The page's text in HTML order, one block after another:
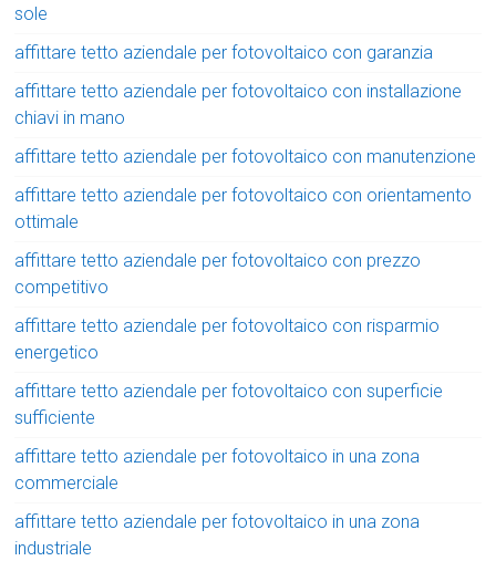
sole
affittare tetto aziendale per fotovoltaico con garanzia
affittare tetto aziendale per fotovoltaico con installazione
chiavi in mano
affittare tetto aziendale per fotovoltaico con manutenzione
affittare tetto aziendale per fotovoltaico con orientamento
ottimale
affittare tetto aziendale per fotovoltaico con prezzo
competitivo
affittare tetto aziendale per fotovoltaico con risparmio
energetico
affittare tetto aziendale per fotovoltaico con superficie
sufficiente
affittare tetto aziendale per fotovoltaico in una zona
commerciale
affittare tetto aziendale per fotovoltaico in una zona
industriale